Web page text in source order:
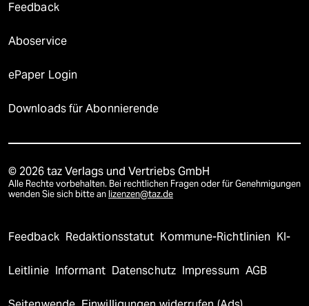
Feedback
Aboservice
ePaper Login
Downloads für Abonnierende
© 2026 taz Verlags und Vertriebs GmbH
Alle Rechte vorbehalten. Bei rechtlichen Fragen oder für Genehmigungen
wenden Sie sich bitte an lizenzen@taz.de
Feedback Redaktionsstatut Kommune-Richtlinien KI-
Leitlinie Informant Datenschutz Impressum AGB